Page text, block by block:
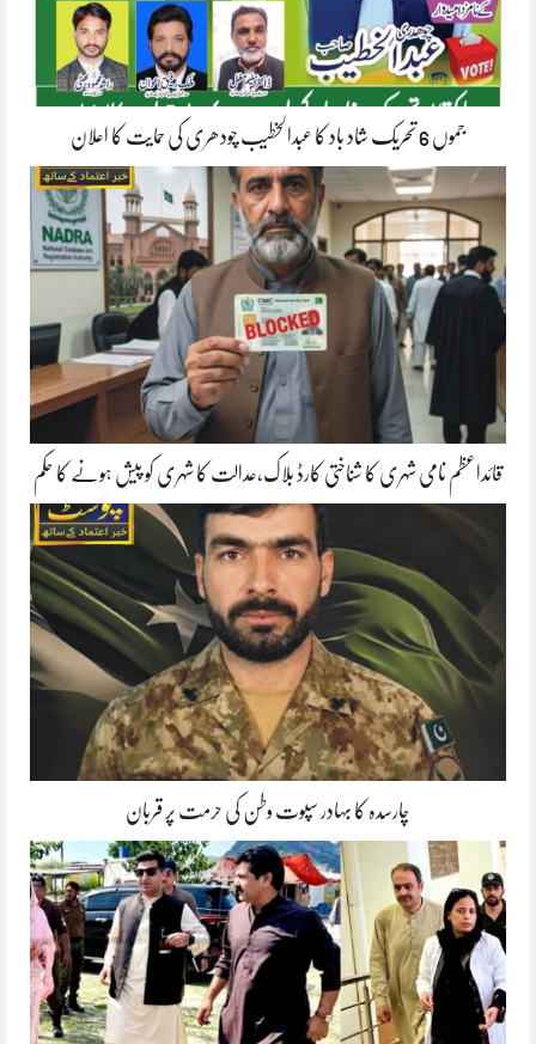
جموں 6 تحریک شاد باد کا عبدالخطیب چودھری کی حمایت کا اعلان
قائداعظم نامی شہری کا شناختی کارڈ بلاک،عدالت کا شہری کو پیش ہونے کا حکم
چارسدہ کا بہادر سپوت وطن کی حرمت پر قربان